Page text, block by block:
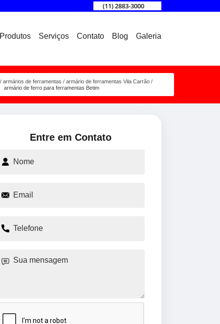
(11) 2883-3000
Produtos Serviços Contato Blog Galeria
armários de ferramentas
armário de ferramentas Vila Carrão
armário de ferro para ferramentas Betim
Entre em Contato